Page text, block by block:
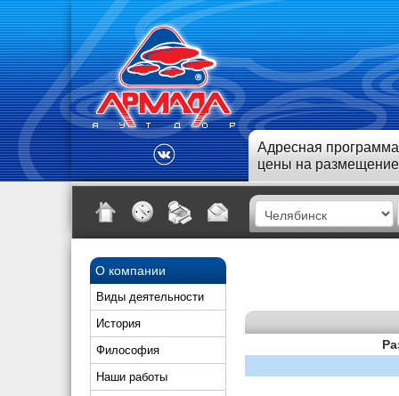
Адресная
цены на размещение
О компании
Виды деятельности
История
Философия
Наши работы